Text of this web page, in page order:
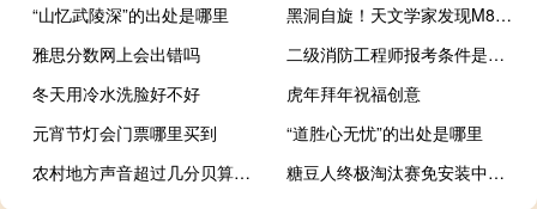
“山忆武陵深”的出处是哪里
黑洞自旋！天文学家发现M87星系黑洞喷流周期性进动 到底什么情况嘞
雅思分数网上会出错吗
二级消防工程师报考条件是什么
冬天用冷水洗脸好不好
虎年拜年祝福创意
元宵节灯会门票哪里买到
“道胜心无忧”的出处是哪里
农村地方声音超过几分贝算扰民
糖豆人终极淘汰赛免安装中文版 破解版（糖豆人终极淘汰赛免安装中文版 破解版功能简介）